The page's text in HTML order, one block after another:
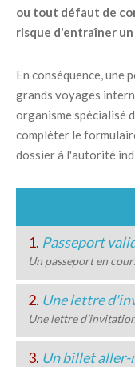
ou tout défaut de
risque d'entraîner
En conséquence, une
grands voyages
organisme spécialisé
compléter le
dossier à l'autorité
1. Passeport
Un passeport en
2. Une lettre
Une lettre
3. Un billet